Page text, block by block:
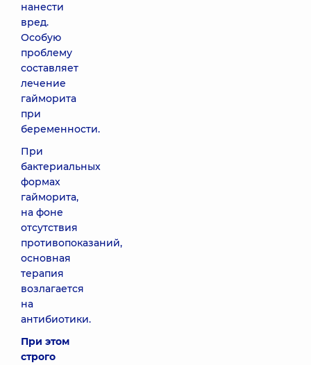
нанести
вред.
Особую
проблему
составляет
лечение
гайморита
при
беременности.
При
бактериальных
формах
гайморита,
на фоне
отсутствия
противопоказаний,
основная
терапия
возлагается
на
антибиотики.
При этом
строго